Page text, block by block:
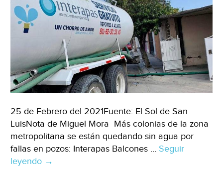
25 de Febrero del 2021Fuente: El Sol de San
LuisNota de Miguel Mora Más colonias de la zona
metropolitana se están quedando sin agua por
fallas en pozos: Interapas Balcones … Seguir
leyendo SLP:Sigue
→